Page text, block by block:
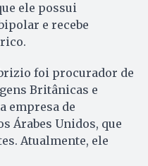
ele possui
e recebe
foi procurador de
Britânicas e
empresa de
Árabes Unidos, que
Atualmente, ele